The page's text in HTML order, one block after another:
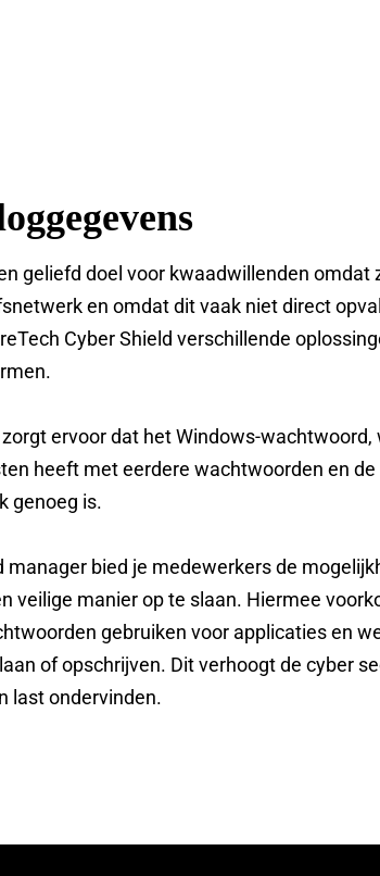
geliefd doel voor kwaadwillenden omdat
en omdat dit vaak niet direct
Cyber Shield verschillende
ervoor dat het Windows-
heeft met eerdere wachtwoorden en
genoeg is.
bied je medewerkers de
veilige manier op te slaan. Hiermee
gebruiken voor applicaties en
of opschrijven. Dit verhoogt de cyber
last ondervinden.